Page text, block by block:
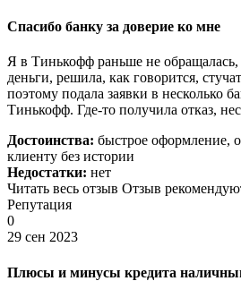
Спасибо банку за доверие ко мне
Я в Тинькофф раньше не обращалась,
деньги, решила, как говорится,
поэтому подала заявки в несколько
Тинькофф. Где-то получила отказ,
Достоинства: быстрое оформление,
клиенту без истории
Недостатки: нет
Читать весь отзыв Отзыв
Репутация
0
29 сен 2023
Плюсы и минусы кредита